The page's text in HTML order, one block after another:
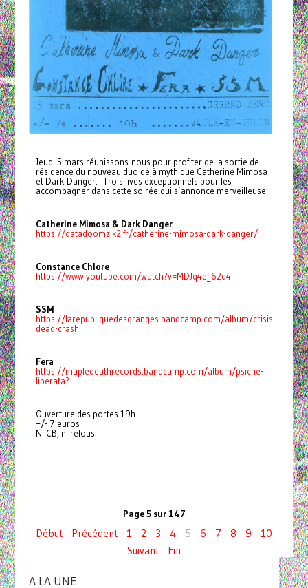
Jeudi 5 mars réunissons-nous pour profiter de la sortie de
résidence du nouveau duo déjà mythique Catherine Mimosa
et Dark Danger. Trois lives exceptionnels pour les
accompagner dans cette soirée qui s’annonce merveilleuse.
Catherine Mimosa & Dark Danger
https://datadoomzik2.fr/catherine-mimosa-dark-danger/
Constance Chlore
https://www.youtube.com/watch?v=MDJq4e_62d4
SSM
https://larepubliquedesgranges.bandcamp.com/album/crisis-
dead-crash
Fera
https://mapledeathrecords.bandcamp.com/album/psiche-
liberata?
Ouverture des portes 19h
+/- 7 euros
Ni CB, ni relous
Page 5 sur 147
Début Précédent 1 2 3 4 5 6 7 8 9
10
Suivant
Fin
A LA UNE